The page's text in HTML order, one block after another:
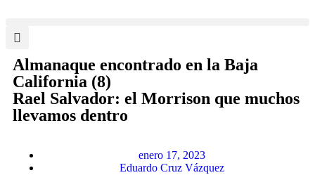
Almanaque encontrado en la Baja
California (8)
Rael Salvador: el Morrison que muchos
llevamos dentro
enero 17, 2023
Eduardo Cruz Vázquez